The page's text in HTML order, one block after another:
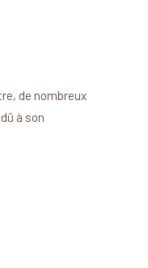
de nombreux
à son